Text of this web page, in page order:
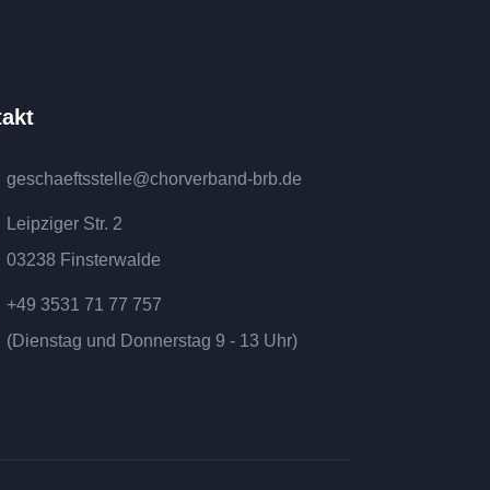
geschaeftsstelle@chorverband-brb.de
Leipziger Str. 2
03238 Finsterwalde
+49 3531 71 77 757
(Dienstag und Donnerstag 9 - 13 Uhr)